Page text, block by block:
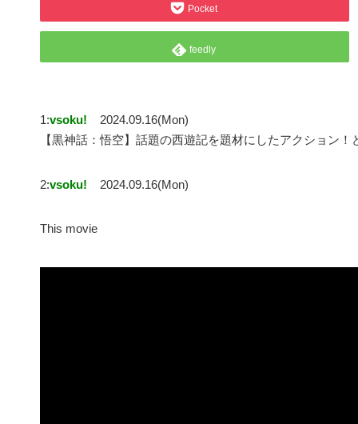
Pocket
feedly
1:vsoku!
2024.09.16(Mon)
【黒神話：悟空】話題の西遊記を題材にしたアクション
2:vsoku! 2024.09.16(Mon)
This movie